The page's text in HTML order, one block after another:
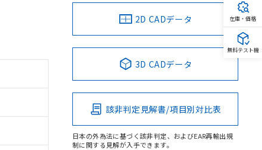
2D CADデータ
3D CADデータ
該非判定見解書/項目別対比表
日本の外為法に基づく該非判定、およびEAR再輸出規
制に関する見解が入手できます。
在庫・価格
無料テスト機